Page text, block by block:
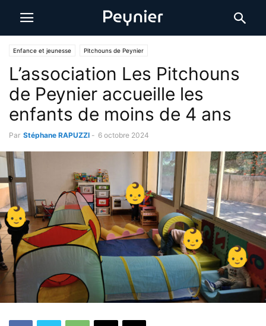
Enfance et jeunesse Pitchouns de Peynier
L’association Les Pitchouns
de Peynier accueille les
enfants de moins de 4 ans
Par Stéphane RAPUZZI - 6 octobre 2024